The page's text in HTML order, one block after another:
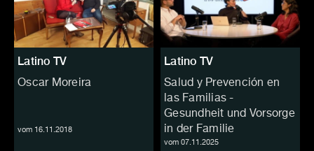
Latino TV
Oscar Moreira
vom 16.11.2018
Latino TV
Salud y Prevención en
las Familias -
Gesundheit und Vorsorge
in der Familie
vom 07.11.2025